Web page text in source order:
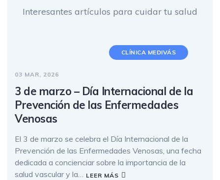
Interesantes artículos para cuidar tu salud
CLÍNICA MEDIVÁS
03 MAR, 2026
3 de marzo – Día Internacional de la
Prevención de las Enfermedades
Venosas
El 3 de marzo se celebra el Día Internacional de la
Prevención de las Enfermedades Venosas, una fecha
dedicada a concienciar sobre la importancia de la
salud vascular y la… LEER MÁS